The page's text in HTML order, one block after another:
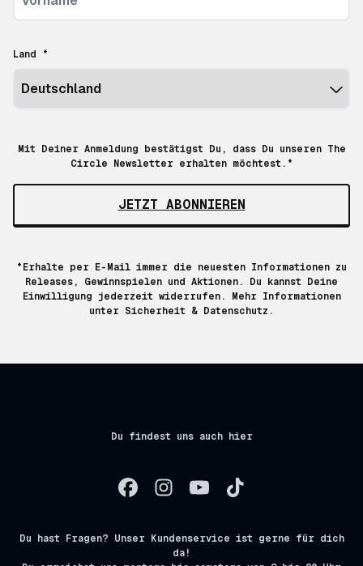
Land *
Mit Deiner Anmeldung bestätigst Du, dass Du unseren The
Circle Newsletter erhalten möchtest.*
JETZT ABONNIEREN
*Erhalte per E-Mail immer die neuesten Informationen zu
Releases, Gewinnspielen und Aktionen. Du kannst Deine
Einwilligung jederzeit widerrufen. Mehr Informationen
unter Sicherheit & Datenschutz.
Du findest uns auch hier
Du hast Fragen? Unser Kundenservice ist gerne für dich
da!